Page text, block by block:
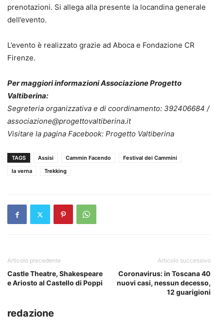
prenotazioni. Si allega alla presente la locandina generale
dell’evento.
L’evento è realizzato grazie ad Aboca e Fondazione CR
Firenze.
Per maggiori informazioni Associazione Progetto
Valtiberina:
Segreteria organizzativa e di coordinamento: 392406684 /
associazione@progettovaltiberina.it
Visitare la pagina Facebook: Progetto Valtiberina
TAGS Assisi Cammin Facendo
Festival dei Cammini
la verna
Trekking
Articolo precedente
Castle Theatre, Shakespeare
e Ariosto al Castello di Poppi
Articolo successivo
Coronavirus: in Toscana 40
nuovi casi, nessun decesso,
12 guarigioni
redazione